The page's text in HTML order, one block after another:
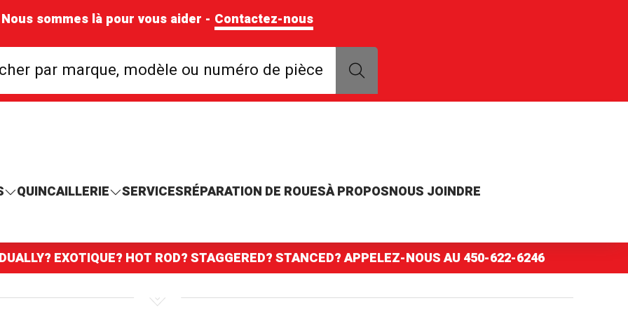
Nous sommes là pour vous aider - Contactez-nous
par marque, modèle ou numéro de pièce
Rechercher par marque, modèle ou numéro de pièce
QUINCAILLERIE SERVICESRÉPARATION DE ROUESÀ PROPOSNOUS JOINDRE
EXOTIQUE? HOT ROD? STAGGERED? STANCED? APPELEZ-NOUS AU450-622-6246